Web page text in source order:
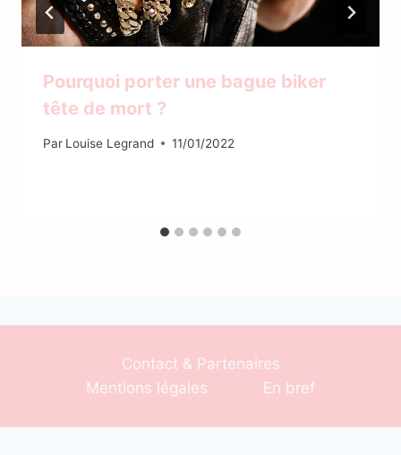
Pourquoi porter une bague biker
tête de mort ?
Par Louise Legrand 11/01/2022
Contact & Partenaires
Mentions légales
En bref